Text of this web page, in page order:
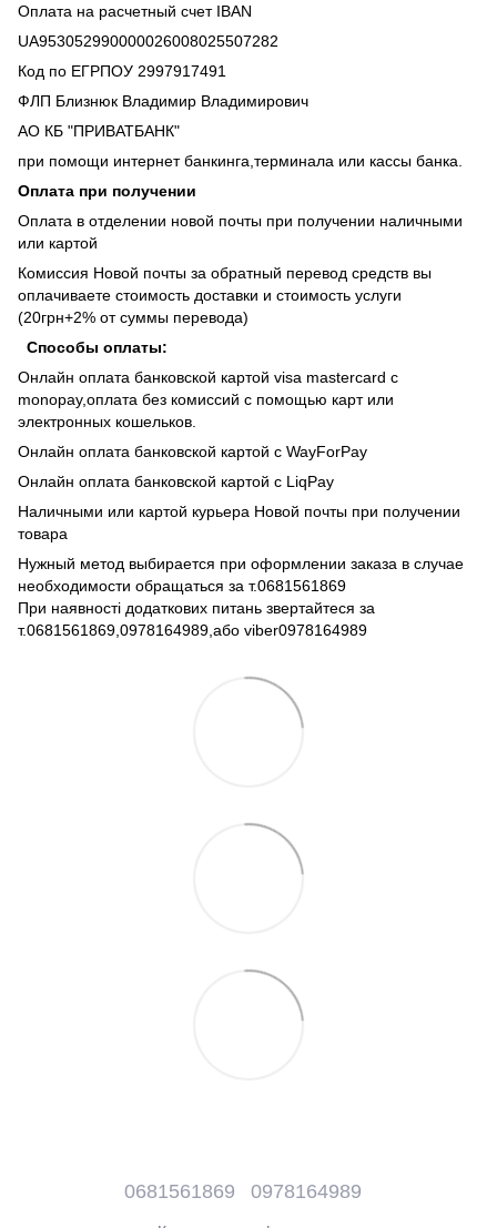
Оплата на расчетный счет IBAN
UA953052990000026008025507282
Код по ЕГРПОУ 2997917491
ФЛП Близнюк Владимир Владимирович
АО КБ "ПРИВАТБАНК"
при помощи интернет банкинга,терминала или кассы банка.
Оплата при получении
Оплата в отделении новой почты при получении наличными
или картой
Комиссия Новой почты за обратный перевод средств вы
оплачиваете стоимость доставки и стоимость услуги
(20грн+2% от суммы перевода)
Способы оплаты:
Онлайн оплата банковской картой visa mastercard с
monopay,оплата без комиссий с помощью карт или
электронных кошельков.
Онлайн оплата банковской картой с WayForPay
Онлайн оплата банковской картой с LiqPay
Наличными или картой курьера Новой почты при получении
товара
Нужный метод выбирается при оформлении заказа в случае
необходимости обращаться за т.0681561869
При наявності додаткових питань звертайтеся за
т.0681561869,0978164989,або viber0978164989
0681561869 0978164989